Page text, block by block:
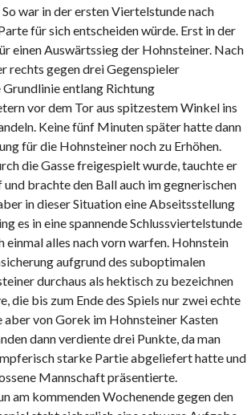
war in der ersten Viertelstunde nach
für sich entscheiden würde. Erst in der
einen Auswärtssieg der Hohnsteiner. Nach
rechts gegen drei Gegenspieler
entlang Richtung
vor dem Tor aus spitzestem Winkel ins
Keine fünf Minuten später hatte dann
für die Hohnsteiner noch zu Erhöhen.
die Gasse freigespielt wurde, tauchte er
brachte den Ball auch im gegnerischen
in dieser Situation eine Abseitsstellung
es in eine spannende Schlussviertelstunde
einmal alles nach vorn warfen. Hohnstein
aufgrund des suboptimalen
durchaus als hektisch zu bezeichnen
bis zum Ende des Spiels nur zwei echte
von Gorek im Hohnsteiner Kasten
dann verdiente drei Punkte, da man
starke Partie abgeliefert hatte und
Mannschaft präsentierte.
am kommenden Wochenende gegen den